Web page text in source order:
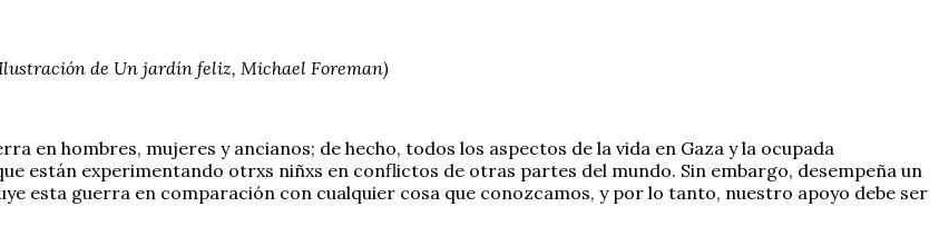
de Un jardín feliz, Michael Foreman)
en hombres, mujeres y ancianos; de hecho, todos los aspectos de la vida en Gaza y la ocupada
están experimentando otrxs niñxs en conflictos de otras partes del mundo. Sin embargo, desempeña un
esta guerra en comparación con cualquier cosa que conozcamos, y por lo tanto, nuestro apoyo debe ser